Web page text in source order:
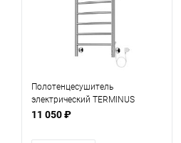
Полотенцесушитель
электрический TERMINUS
Классик П 6 450х650
11 050 ₽